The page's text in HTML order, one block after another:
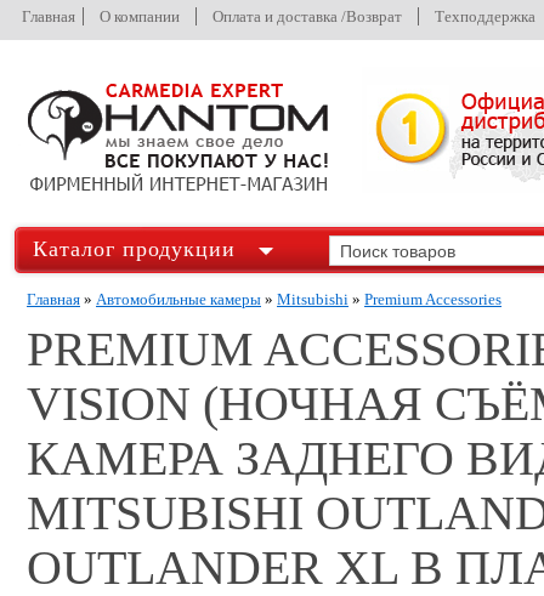
Главная О компании Оплата и доставка /Возврат Техподдержка
Каталог продукции
Главная » Автомобильные камеры » Mitsubishi » Premium Accessories
PREMIUM
VISION (НОЧНАЯ
КАМЕРА ЗАДНЕГО
MITSUBISHI
OUTLANDER XL В